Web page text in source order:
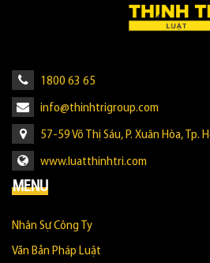
1800 63 65
info@thinhtrigroup.com
57-59 Võ Thị Sáu, P. Xuân Hòa, Tp.
www.luatthinhtri.com
MENU
Nhân Sự Công Ty
Văn Bản Pháp Luật